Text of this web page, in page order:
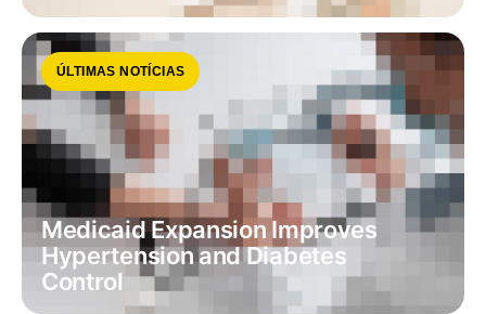
ÚLTIMAS NOTÍCIAS
Medicaid Expansion Improves
Hypertension and Diabetes
Control